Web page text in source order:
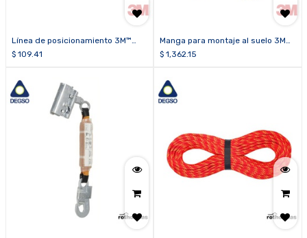
Línea de posicionamiento 3M™
Protecta® PRO™ 1385301
$ 109.41
Manga para montaje al suelo 3M™
DBI-SALA® 8516190
$ 1,362.15